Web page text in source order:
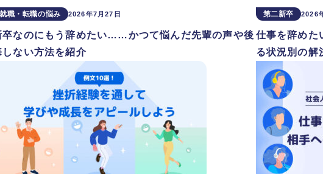
就職・転職の悩み 2026年7月27日
卒なのにもう辞めたい……かつて悩んだ先輩の声や後
しない方法を紹介
第二新卒 2026
仕事を辞めた
る状況別の解